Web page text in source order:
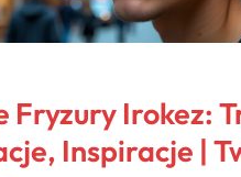
Fryzury Irokez:
Inspiracje |